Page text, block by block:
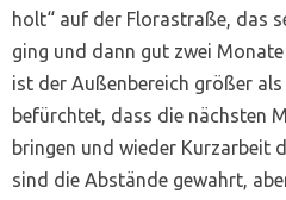
holt“ auf der Florastraße, das
ging und dann gut zwei
ist der Außenbereich größer
befürchtet, dass die nächsten
bringen und wieder Kurzarbeit
sind die Abstände gewahrt,